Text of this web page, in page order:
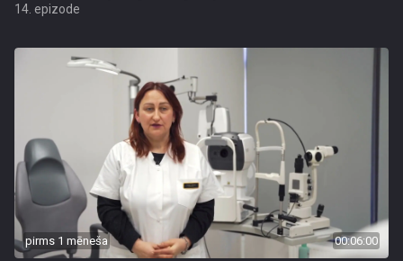
14. epizode
pirms 1 mēneša 00:06:00